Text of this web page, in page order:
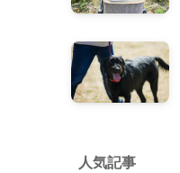
人気記事